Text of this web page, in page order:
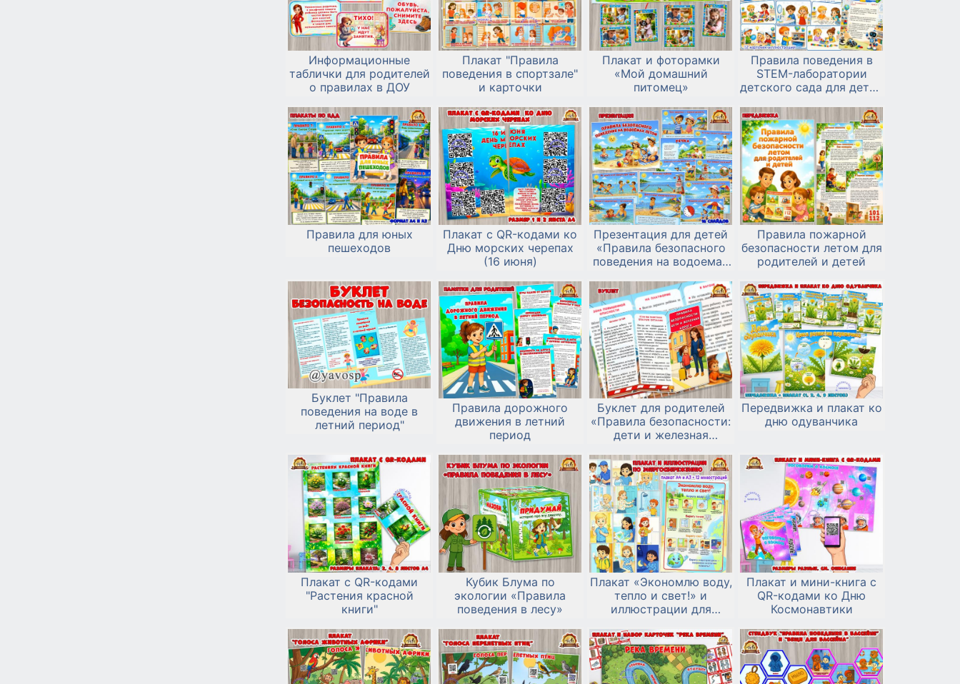
Информационные
таблички для родителей
о правилах в ДОУ
Плакат "Правила
поведения в спортзале"
и карточки
Плакат и фоторамки
«Мой домашний
питомец»
Правила поведения в
STEM-лаборатории
детского сада для детей
Правила для юных
пешеходов
Плакат с QR-кодами ко
Дню морских черепах
(16 июня)
Презентация для детей
«Правила безопасного
поведения на водоемах
Правила пожарной
безопасности летом для
родителей и детей
Буклет "Правила
поведения на воде в
летний период"
Правила дорожного
движения в летний
период
Буклет для родителей
«Правила безопасности:
дети и железная
Передвижка и плакат ко
дню одуванчика
Плакат с QR-кодами
"Растения красной
книги"
Кубик Блума по
экологии «Правила
поведения в лесу»
Плакат «Экономлю воду,
тепло и свет!» и
иллюстрации для
энергосбережения
Плакат и мини-книга с
QR-кодами ко Дню
Космонавтики